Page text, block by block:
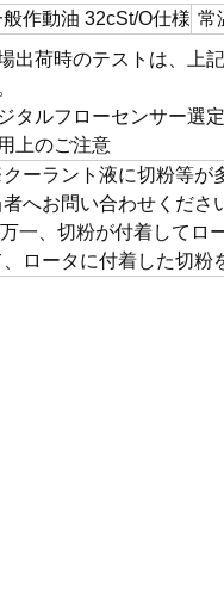
作動油 32cSt/O仕様 常
出荷時のテストは、上
タルフローセンサー選
上のご注意
ーラント液に切粉等が
者へお問い合わせくださ
一、切粉が付着してロ
、ロータに付着した切粉